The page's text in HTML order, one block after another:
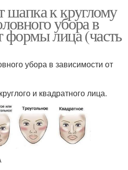
шапка к круглому
убора в
формы лица (часть
убора в зависимости от
и квадратного лица.